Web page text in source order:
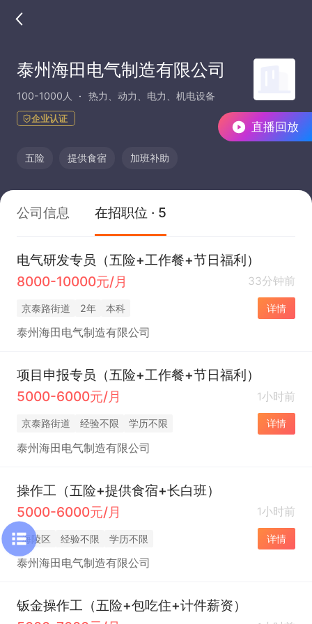
直播回放
泰州海田电气制造有限公司
100-1000人 热力、动力、电力、机电设备
企业认证
五险 提供食宿 加班补助
公司信息 在招职位 · 5
电气研发专员（五险+工作餐+节日福利）
8000-10000元/月
33分钟前
京泰路街道 2年 本科 详情
泰州海田电气制造有限公司
项目申报专员（五险+工作餐+节日福利）
5000-6000元/月
1小时前
京泰路街道 经验不限 学历不限 详情
泰州海田电气制造有限公司
操作工（五险+提供食宿+长白班）
5000-6000元/月
1小时前
海陵区 经验不限 学历不限 详情
泰州海田电气制造有限公司
钣金操作工（五险+包吃住+计件薪资）